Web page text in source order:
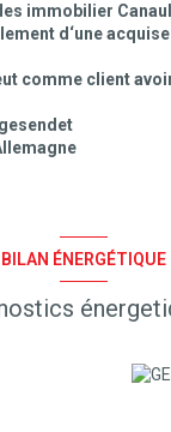
immobilier
d‘une
comme client
BILAN ÉNERGÉTIQUE